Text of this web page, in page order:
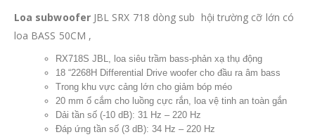
Loa subwooferJBL SRX 718 dòng sub hội trường cỡ lớn có
loa BASS 50CM ,
RX718S JBL, loa siêu trầm bass-phản xạ thụ động
18 “2268H Differential Drive woofer cho đầu ra âm bass
Trong khu vực cảng lớn cho giảm bóp méo
20 mm ổ cắm cho luồng cực rắn, loa vệ tinh an toàn gắn
Dải tần số (-10 dB): 31 Hz – 220 Hz
Đáp ứng tần số (3 dB): 34 Hz – 220 Hz